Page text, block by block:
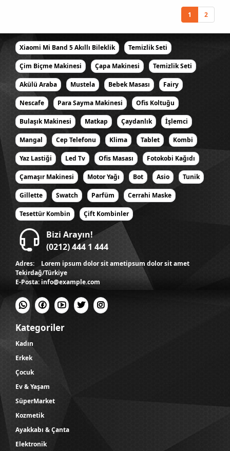
1 2
Xiaomi Mi Band 5 Akıllı Bileklik Temizlik Seti
Çim Biçme Makinesi Çapa Makinesi Temizlik Seti
Akülü Araba Mustela Bebek Masası Fairy
Nescafe Para Sayma Makinesi Ofis Koltuğu
Bulaşık Makinesi Matkap Çaydanlık İşlemci
Mangal Cep Telefonu Klima Tablet Kombi
Yaz Lastiği Led Tv Ofis Masası Fotokobi Kağıdı
Çamaşır Makinesi Motor Yağı Bot Asio Tunik
Gillette Swatch Parfüm Cerrahi Maske
Tesettür Kombin Çift Kombinler
Bizi Arayın!
(0212) 444 1 444
Adres:
Lorem ipsum dolor sit ametipsum dolor sit amet
Tekirdağ/Türkiye
E-Posta: info@example.com
Kategoriler
Kadın
Erkek
Çocuk
Ev & Yaşam
SüperMarket
Kozmetik
Ayakkabı & Çanta
Elektronik